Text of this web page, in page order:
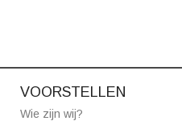
VOORSTELLEN
Wie zijn wij?